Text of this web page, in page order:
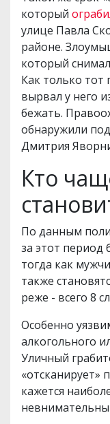
который
улице Павла
районе.
который
Как только тот
вырвал у него
бежать.
обнаружили
Дмитрия
Кто
По данным
за этот период
тогда как
также
реже - всего 8
Особенно
алкогольного
Уличный
«отсканирует»
кажется